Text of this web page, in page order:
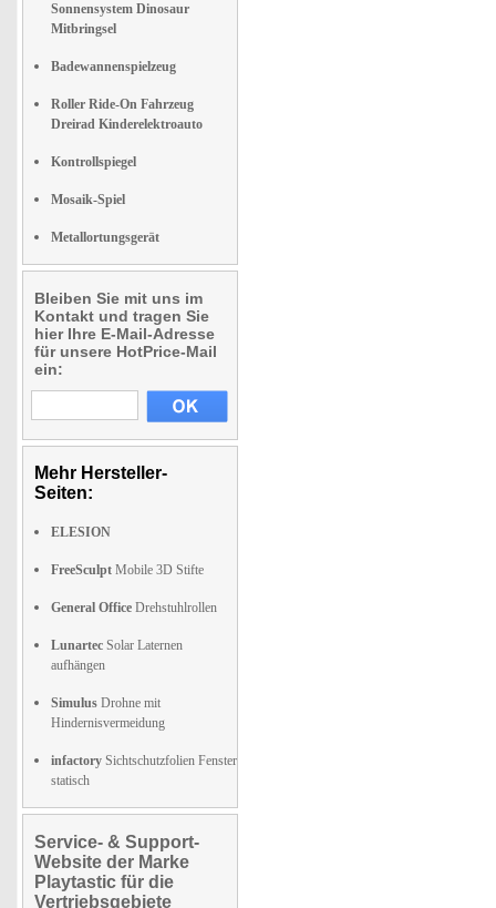
Sonnensystem Dinosaur
Mitbringsel
Badewannenspielzeug
Roller Ride-On Fahrzeug
Dreirad Kinderelektroauto
Kontrollspiegel
Mosaik-Spiel
Metallortungsgerät
Bleiben Sie mit uns im
Kontakt und tragen Sie
hier Ihre E-Mail-Adresse
für unsere HotPrice-Mail
ein:
Mehr Hersteller-
Seiten:
ELESION
FreeSculpt Mobile 3D Stifte
General Office Drehstuhlrollen
Lunartec Solar Laternen
aufhängen
Simulus Drohne mit
Hindernisvermeidung
infactory Sichtschutzfolien Fenster
statisch
Service- & Support-
Website der Marke
Playtastic für die
Vertriebsgebiete